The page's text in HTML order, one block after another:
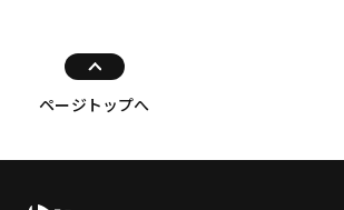
ページトップへ